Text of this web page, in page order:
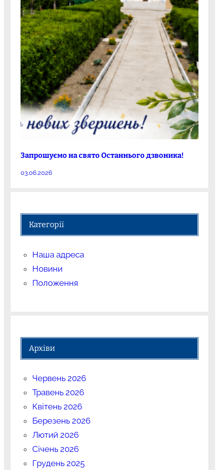
Запрошуємо на свято Останнього дзвоника!
03.06.2026
Категорії
Наша адреса
Новини
Положення
Архіви
Червень 2026
Травень 2026
Квітень 2026
Березень 2026
Лютий 2026
Січень 2026
Грудень 2025